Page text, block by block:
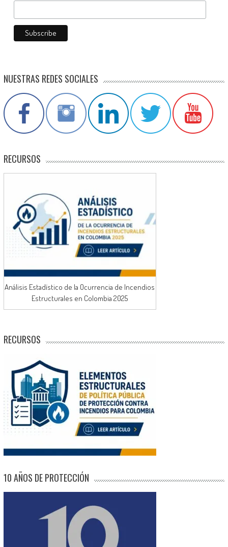
NUESTRAS REDES SOCIALES
RECURSOS
Análisis Estadístico de la Ocurrencia de Incendios
Estructurales en Colombia 2025
RECURSOS
10 AÑOS DE PROTECCIÓN